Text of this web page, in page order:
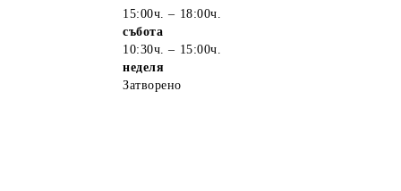
15:00ч. – 18:00ч.
събота
10:30ч. – 15:00ч.
неделя
Затворено